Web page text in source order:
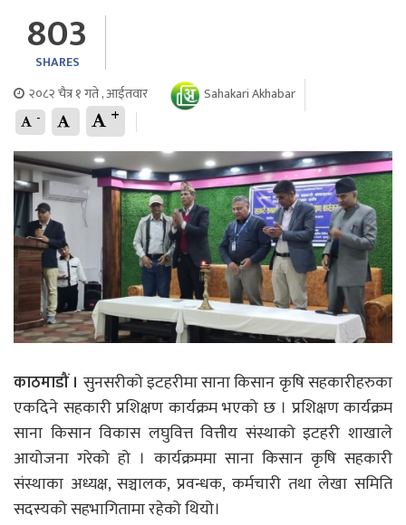
803
SHARES
२०८२ चैत्र १ गते , आईतवार
Sahakari Akhabar
- +
काठमाडौं । सुनसरीको इटहरीमा साना किसान कृषि सहकारीहरुका
एकदिने सहकारी प्रशिक्षण कार्यक्रम भएको छ । प्रशिक्षण कार्यक्रम
साना किसान विकास लघुवित्त वित्तीय संस्थाको इटहरी शाखाले
आयोजना गरेको हो । कार्यक्रममा साना किसान कृषि सहकारी
संस्थाका अध्यक्ष, सञ्चालक, प्रवन्धक, कर्मचारी तथा लेखा समिति
सदस्यको सहभागितामा रहेको थियो।